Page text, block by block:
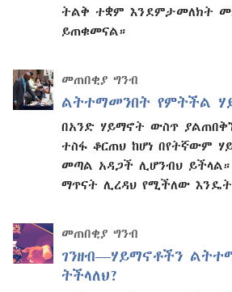
ትልቅ ተቋም እንደምታመለክት
ይጠቁመናል።
መጠበቂያ ግንብ
ልትተማመንበት የምትችል
በአንድ ሃይማኖት ውስጥ
ተስፋ ቆርጠህ ከሆነ በየትኛውም
መጣል አዳጋች ሊሆንብህ
ማጥናት ሊረዳህ የሚችለው እንዴት
መጠበቂያ ግንብ
ገንዘብ—ሃይማኖቶችን
ትችላለህ?